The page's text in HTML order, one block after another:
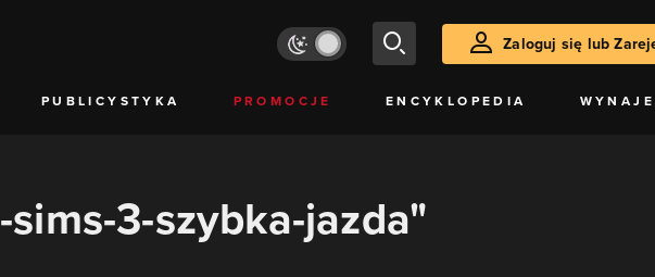
Zaloguj się lub
PUBLICYSTYKA PROMOCJE ENCYKLOPEDIA
3-szybka-jazda"